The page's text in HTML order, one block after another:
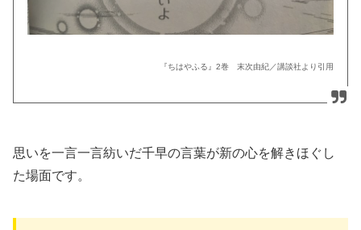
『ちはやふる』2巻 末次由紀／講談社より引用
思いを一言一言紡いだ千早の言葉が新の心を解きほぐし
た場面です。